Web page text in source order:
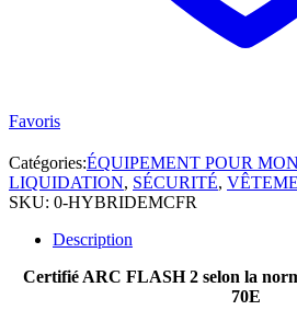
Favoris
Catégories:ÉQUIPEMENT POUR
LIQUIDATION, SÉCURITÉ,
SKU: 0-HYBRIDEMCFR
Description
Certifié ARC FLASH 2 selon la
70E